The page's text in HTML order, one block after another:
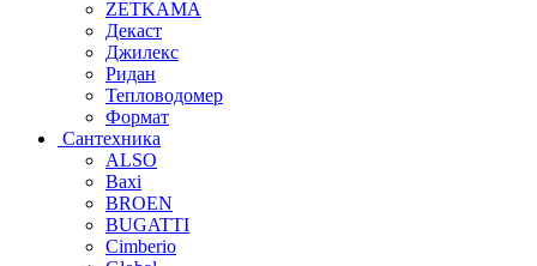
ZETKAMA
Декаст
Джилекс
Ридан
Тепловодомер
Формат
Сантехника
ALSO
Baxi
BROEN
BUGATTI
Cimberio